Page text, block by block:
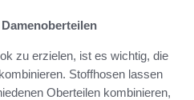
zu erzielen, ist es wichtig, die
Stoffhosen lassen
Oberteilen kombinieren,